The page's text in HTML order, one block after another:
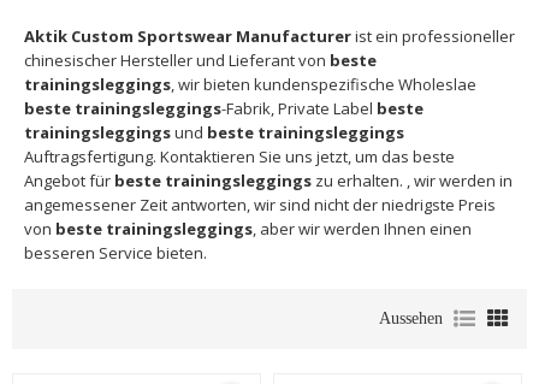
Aktik Custom Sportswear Manufacturerist ein professioneller
chinesischer Hersteller und Lieferant von beste
trainingsleggings, wir bieten kundenspezifische Wholeslae
beste trainingsleggings-Fabrik, Private Label beste
trainingsleggingsund beste trainingsleggings
Auftragsfertigung. Kontaktieren Sie uns jetzt, um das beste
Angebot für beste trainingsleggings zu erhalten. , wir werden in
angemessener Zeit antworten, wir sind nicht der niedrigste Preis
von beste trainingsleggings, aber wir werden Ihnen einen
besseren Service bieten.
Aussehen